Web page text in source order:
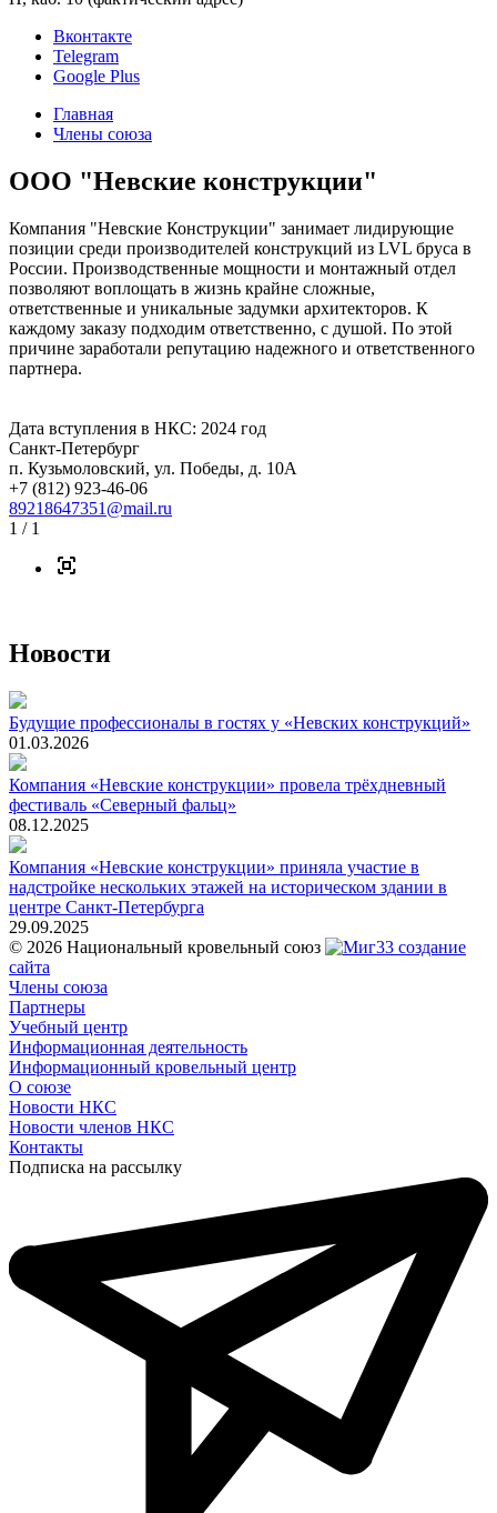
Вконтакте
Telegram
Google Plus
Главная
Члены союза
ООО "Невские конструкции"
Компания "Невские Конструкции" занимает лидирующие
позиции среди производителей конструкций из LVL бруса в
России. Производственные мощности и монтажный отдел
позволяют воплощать в жизнь крайне сложные,
ответственные и уникальные задумки архитекторов. К
каждому заказу подходим ответственно, с душой. По этой
причине заработали репутацию надежного и ответственного
партнера.
Дата вступления в НКС: 2024 год
Санкт-Петербург
п. Кузьмоловский, ул. Победы, д. 10А
+7 (812) 923-46-06
89218647351@mail.ru
1 / 1
Новости
Будущие профессионалы в гостях у «Невских конструкций»
01.03.2026
Компания «Невские конструкции» провела трёхдневный
фестиваль «Северный фальц»
08.12.2025
Компания «Невские конструкции» приняла участие в
надстройке нескольких этажей на историческом здании в
центре Санкт-Петербурга
29.09.2025
© 2026 Национальный кровельный союз
создание
сайта
Члены союза
Партнеры
Учебный центр
Информационная деятельность
Информационный кровельный центр
О союзе
Новости НКС
Новости членов НКС
Контакты
Подписка на рассылку